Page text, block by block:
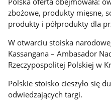
zbożowe, produkty mięsne,
produkty i półprodukty dla
W otwarciu stoiska
Kassangana – Ambasador
Rzeczypospolitej Polskiej w
Polskie stoisko cieszyło się
odwiedzających targi.